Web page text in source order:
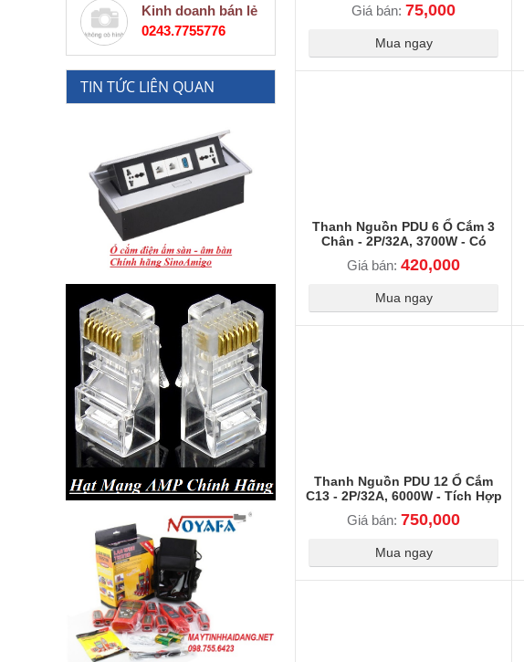
Kinh doanh bán lẻ
0243.7755776
TIN TỨC LIÊN QUAN
Giá bán: 75,000
Mua ngay
Thanh Nguồn PDU 6 Ổ Cắm 3
Chân - 2P/32A, 3700W - Có
Giá bán: 420,000
Mua ngay
Thanh Nguồn PDU 12 Ổ Cắm
C13 - 2P/32A, 6000W - Tích Hợp
Giá bán: 750,000
Mua ngay